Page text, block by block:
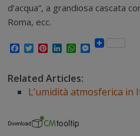
d’acqua”, a grandiosa cascata
Roma, ecc.
F
e
b
o
T
t
t
e
P
t
e
r
t
L
k
e
d
W
t
s
A
M
n
Related Articles:
L’umidità atmosferica in